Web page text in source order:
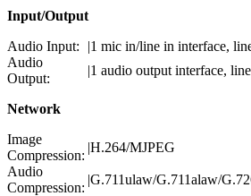
Input/Output
Audio Input:
|1 mic in/line in interface,
Audio
Output:
|1 audio output interface,
Network
Image
Compression:
|H.264/MJPEG
Audio
Compression:
|G.711ulaw/G.711alaw/